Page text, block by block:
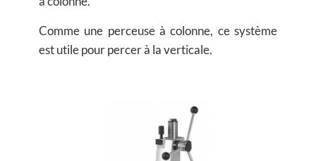
Comme une perceuse à colonne, ce système
est utile pour percer à la verticale.